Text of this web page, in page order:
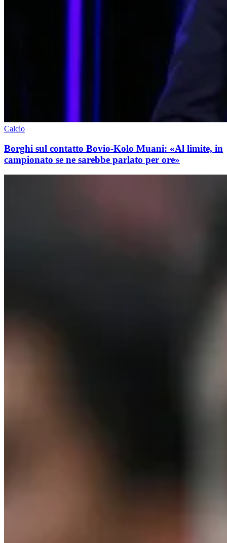
Calcio
Borghi sul contatto Bovio-Kolo Muani: «Al limite, in
campionato se ne sarebbe parlato per ore»